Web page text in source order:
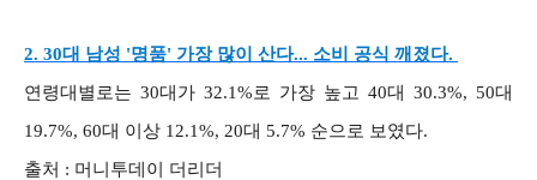
2. 30대 남성 '명품' 가장 많이 산다... 소비 공식 깨졌다.
연령대별로는 30대가 32.1%로 가장 높고 40대 30.3%, 50대
19.7%, 60대 이상 12.1%, 20대 5.7% 순으로 보였다.
출처 : 머니투데이 더리더